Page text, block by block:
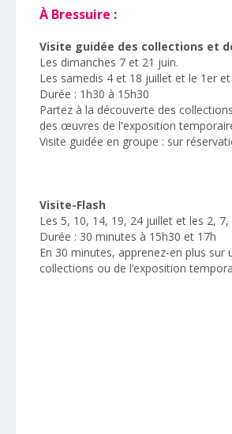
À Bressuire :
Visite guidée des collections et
Les dimanches 7 et 21 juin.
Les samedis 4 et 18 juillet et le 1er
Durée : 1h30 à 15h30
Partez à la découverte des
des œuvres de l'exposition
Visite guidée en groupe : sur
Visite-Flash
Les 5, 10, 14, 19, 24 juillet et les 2,
Durée : 30 minutes à 15h30 et 17h
En 30 minutes, apprenez-en plus sur
collections ou de l’exposition